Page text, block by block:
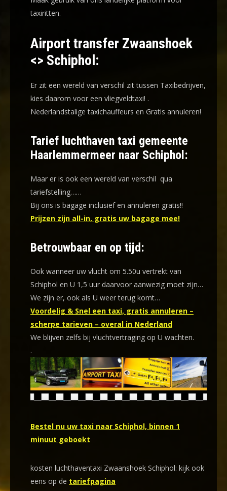
taxiritten.
Airport transfer Zwaanshoek
<> Schiphol:
Er zit een wereld van verschil zit tussen Taxibedrijven,
kies daarom voor een vliegveldtaxi! .
Nederlandstalige taxichauffeurs en Gratis annuleren!
Tarief luchthaven taxi gemeente
Haarlemmermeer naar Schiphol:
Maar er is ook een wereld van verschil qua
tariefstelling……
Bij ons is bagage inclusief en annuleren gratis!!
Prijzen zijn all-in, gratis uw bagage mee!
Betrouwbaar en op tijd:
Ook wanneer uw vlucht om 5.50u vertrekt van
Schiphol en U 1,5 uur daarvoor aanwezig moet zijn…
We zijn er, ook als U weer terug komt…
Voordelig & Snel een taxi, gratis annuleren –
scherpe tarieven – overal in Nederland
We blijven zelfs bij vluchtvertraging op U wachten.
.
Bestel nu uw taxi naar Schiphol, binnen 1
minuut geboekt
kosten luchthaventaxi Zwaanshoek Schiphol: kijk ook
eens op de tariefpagina